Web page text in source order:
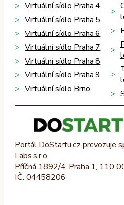
Virtuální sídlo Praha 4
Virtuální sídlo Praha 5
Virtuální sídlo Praha 6
Virtuální sídlo Praha 7
Virtuální sídlo Praha 8
Virtuální sídlo Praha 9
Virtuální sídlo Brno
Portál DoStartu.cz provozuje
Labs s.r.o.
Příčná 1892/4, Praha 1, 110
IČ: 04458206